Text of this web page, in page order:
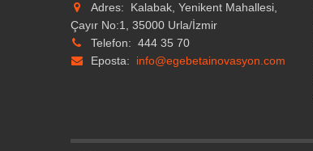
Adres:
Kalabak, Yenikent Mahallesi,
Çayır No:1, 35000 Urla/İzmir
Telefon: 444 35 70
Eposta:
info@egebetainovasyon.com